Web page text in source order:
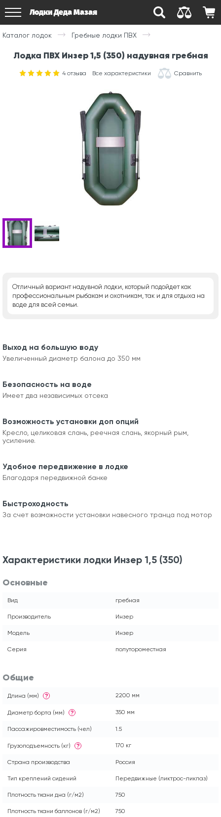
Лодки Деда Мазая
Каталог лодок Гребные лодки ПВХ
Лодка ПВХ Инзер 1,5 (350) надувная гребная
4 отзыва Все характеристики Сравнить
Отличный вариант надувной лодки, который подойдет как
профессиональным рыбакам и охотникам, так и для отдыха на
воде для всей семьи.
Выход на большую воду
Увеличенный диаметр балона до 350 мм
Безопасность на воде
Имеет два независимых отсека
Возможность установки доп опций
Кресло, целиковая слань, реечная слань, якорный рым,
усиление.
Удобное передвижение в лодке
Благодаря передвижной банке
Быстроходность
За счет возможности установки навесного транца под мотор
Характеристики лодки Инзер 1,5 (350)
Основные
Вид гребная
Производитель Инзер
Модель Инзер
Серия полутороместная
Общие
Длина (мм) ? 2200 мм
Диаметр борта (мм) ? 350 мм
Пассажировместимость (чел) 1.5
Грузоподъемность (кг) ? 170 кг
Страна производства Россия
Тип креплений сидений Передвижные (ликтрос-ликпаз)
Плотность ткани дна (г/м2) 750
Плотность ткани баллонов (г/м2) 750